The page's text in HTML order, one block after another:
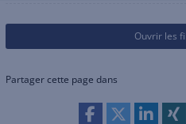
Ouvrir les
Partager cette page dans